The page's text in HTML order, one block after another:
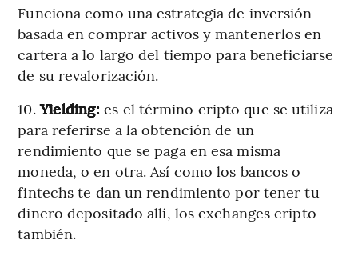
Funciona como una estrategia de inversión
basada en comprar activos y mantenerlos en
cartera a lo largo del tiempo para beneficiarse
de su revalorización.
10.Yielding:es el término cripto que se utiliza
para referirse a la obtención de un
rendimiento que se paga en esa misma
moneda, o en otra. Así como los bancos o
fintechs te dan un rendimiento por tener tu
dinero depositado allí, los exchanges cripto
también.